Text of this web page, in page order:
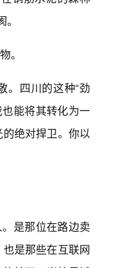
。
。四川的这种“劲
能将其转化为一
绝对捍卫。你以
是那位在路边卖
是那些在互联网